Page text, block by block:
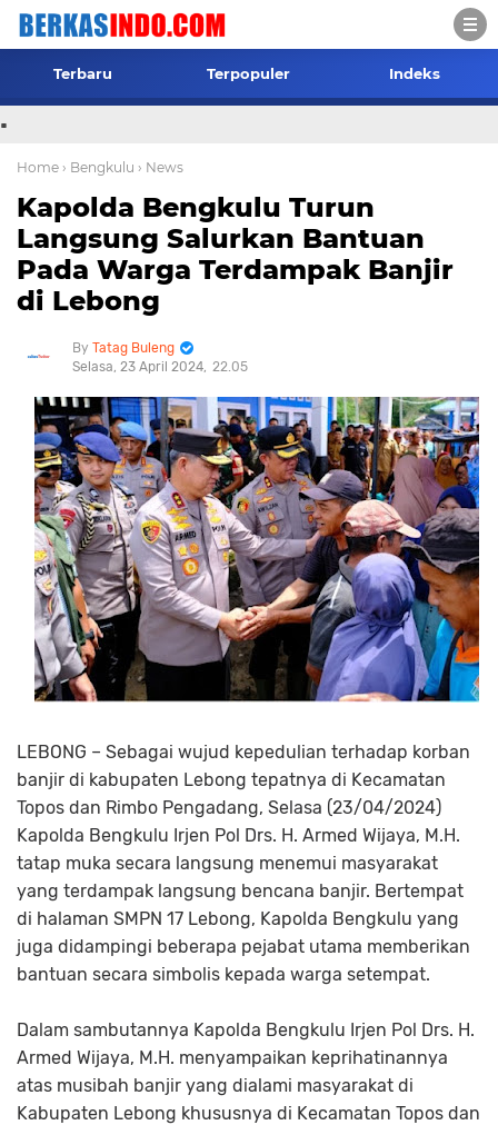
Terbaru Terpopuler Indeks
.
Home › Bengkulu › News
Kapolda Bengkulu Turun
Langsung Salurkan Bantuan
Pada Warga Terdampak Banjir
di Lebong
Tatag Buleng
Selasa, 23 April 2024 22.05
LEBONG – Sebagai wujud kepedulian terhadap korban
banjir di kabupaten Lebong tepatnya di Kecamatan
Topos dan Rimbo Pengadang, Selasa (23/04/2024)
Kapolda Bengkulu Irjen Pol Drs. H. Armed Wijaya, M.H.
tatap muka secara langsung menemui masyarakat
yang terdampak langsung bencana banjir. Bertempat
di halaman SMPN 17 Lebong, Kapolda Bengkulu yang
juga didampingi beberapa pejabat utama memberikan
bantuan secara simbolis kepada warga setempat.
Dalam sambutannya Kapolda Bengkulu Irjen Pol Drs. H.
Armed Wijaya, M.H. menyampaikan keprihatinannya
atas musibah banjir yang dialami masyarakat di
Kabupaten Lebong khususnya di Kecamatan Topos dan